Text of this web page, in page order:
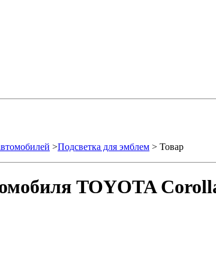
>Подсветка для эмблем > Товар
TOYOTA